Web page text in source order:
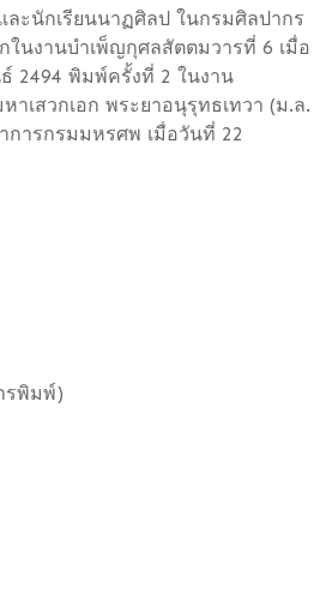
ะนักเรียนนาฏศิลป ในกรมศิลปากร
ในงานบำเพ็ญกุศลสัตตมวารที่ 6 เมื่อ
2494 พิมพ์ครั้งที่ 2 ในงาน
าเสวกเอก พระยาอนุรุทธเทวา (ม.ล.
ารกรมมหรศพ เมื่อวันที่ 22
รพิมพ์)